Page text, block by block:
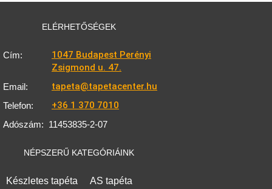
ELÉRHETŐSÉGEK
Cím:
1047 Budapest Perényi
Zsigmond u. 47.
Email: tapeta@tapetacenter.hu
Telefon: +36 1 370 7010
Adószám: 11453835-2-07
NÉPSZERŰ KATEGÓRIÁINK
Készletes tapéta AS tapéta